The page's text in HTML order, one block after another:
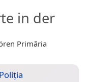
in der
Primăria
Poliția